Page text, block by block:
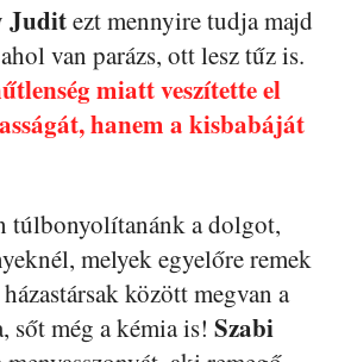
Juditezt mennyire tudja majd
van parázs, ott lesz tűz is.
miatt veszítette el
hanem a kisbabáját
túlbonyolítanánk a dolgot,
melyek egyelőre remek
között megvan a
sőt még a kémia is! Szabi